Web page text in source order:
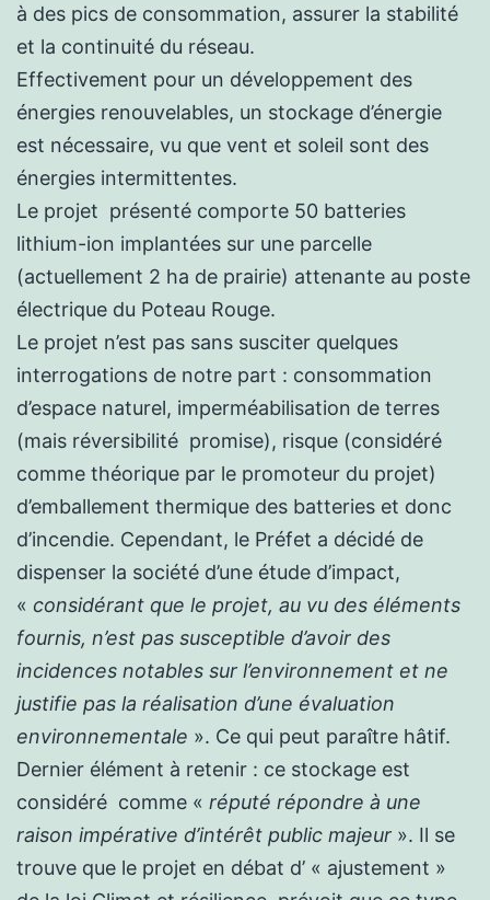
à des pics de consommation, assurer la stabilité
et la continuité du réseau.
Effectivement pour un développement des
énergies renouvelables, un stockage d’énergie
est nécessaire, vu que vent et soleil sont des
énergies intermittentes.
Le projet présenté comporte 50 batteries
lithium-ion implantées sur une parcelle
(actuellement 2 ha de prairie) attenante au poste
électrique du Poteau Rouge.
Le projet n’est pas sans susciter quelques
interrogations de notre part : consommation
d’espace naturel, imperméabilisation de terres
(mais réversibilité promise), risque (considéré
comme théorique par le promoteur du projet)
d’emballement thermique des batteries et donc
d’incendie. Cependant, le Préfet a décidé de
dispenser la société d’une étude d’impact,
« considérant que le projet, au vu des éléments
fournis, n’est pas susceptible d’avoir des
incidences notables sur l’environnement et ne
justifie pas la réalisation d’une évaluation
environnementale ». Ce qui peut paraître hâtif.
Dernier élément à retenir : ce stockage est
considéré comme « réputé répondre à une
raison impérative d’intérêt public majeur ». Il se
trouve que le projet en débat d’ « ajustement »